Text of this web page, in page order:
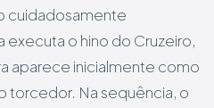
cuidadosamente
executa o hino do Cruzeiro,
aparece inicialmente como
torcedor. Na sequência, o